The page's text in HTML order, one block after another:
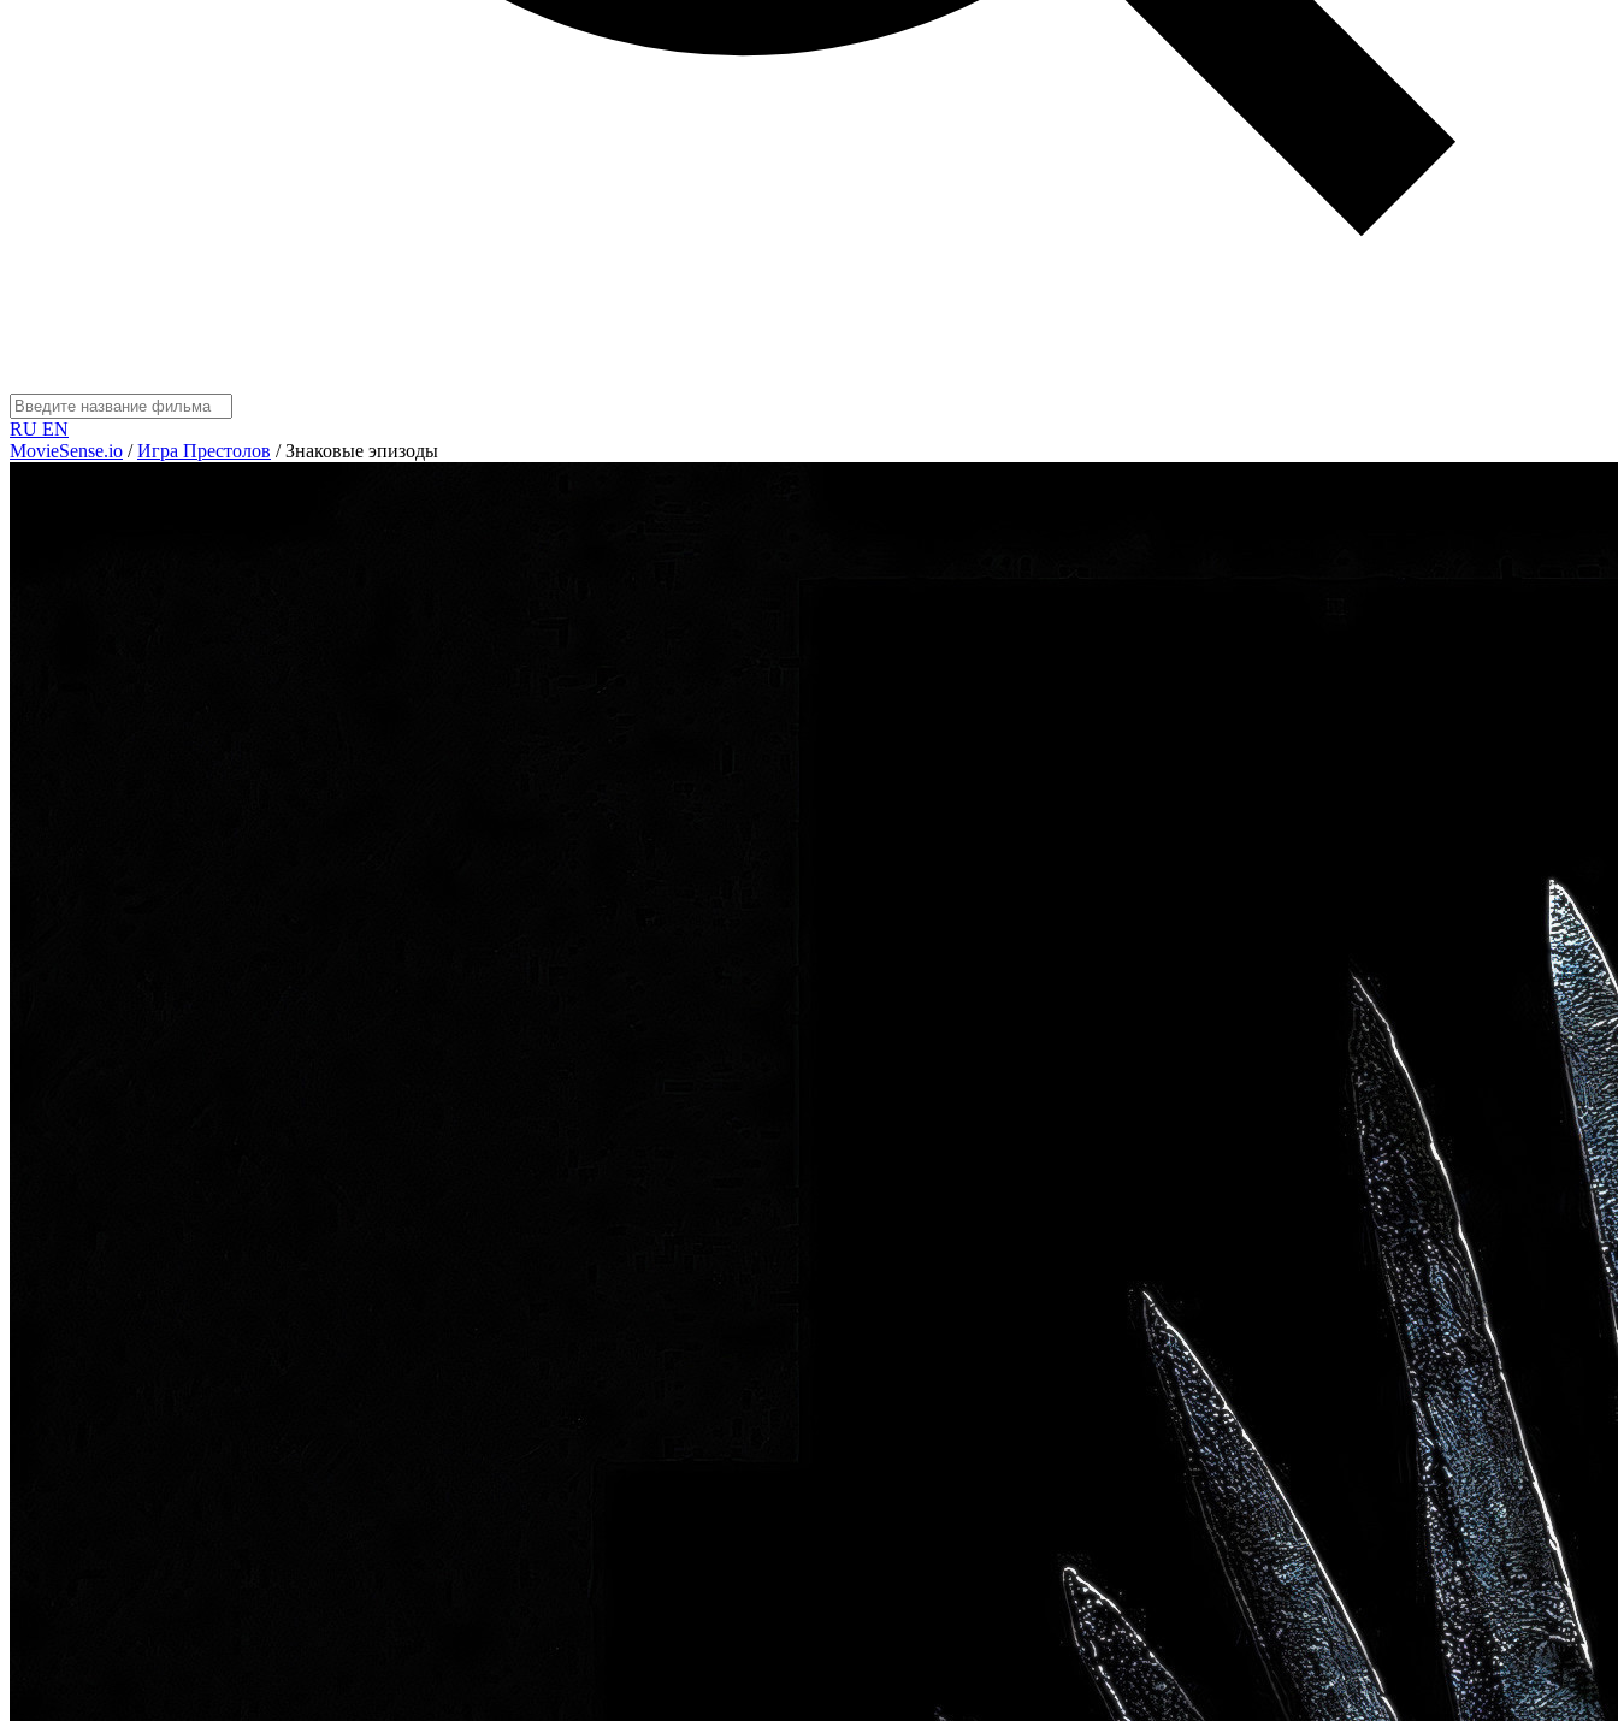
RU EN
MovieSense.io / Игра Престолов / Знаковые эпизоды